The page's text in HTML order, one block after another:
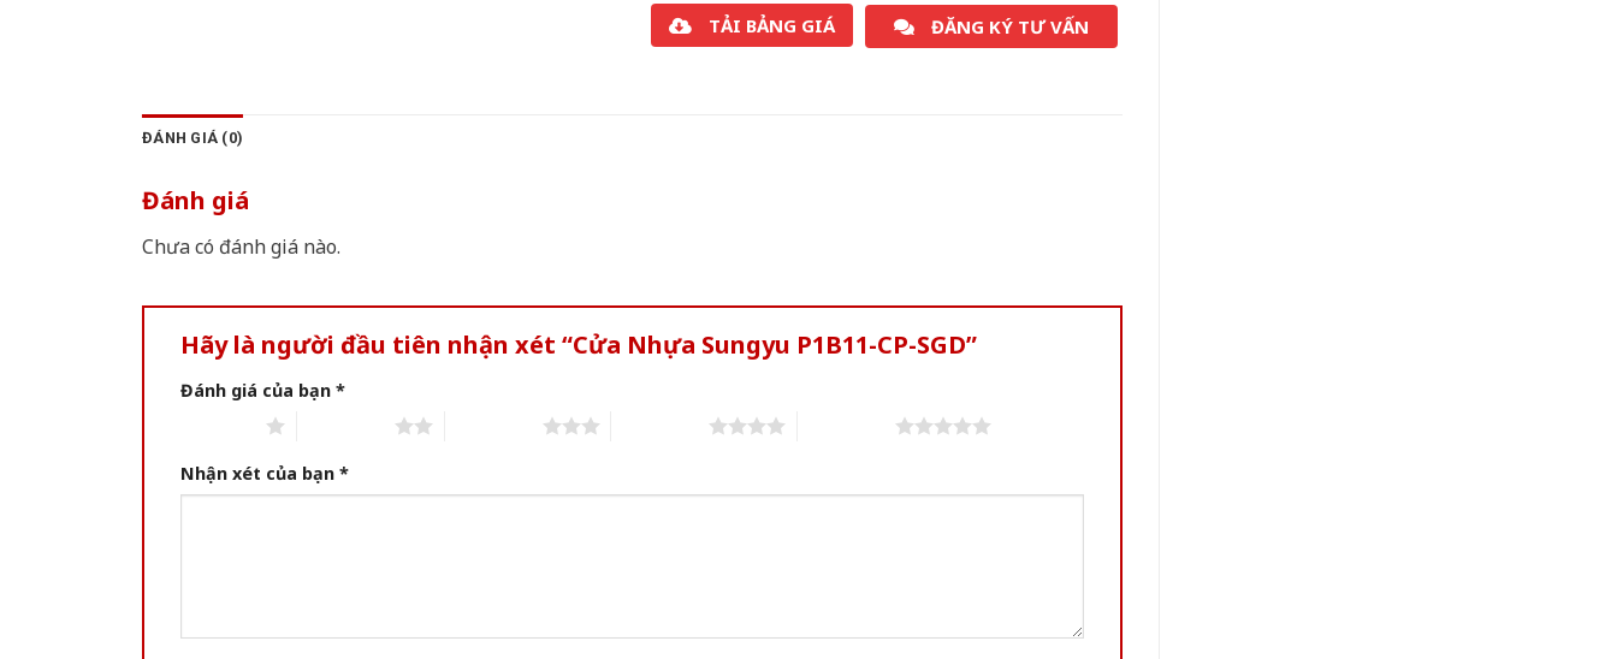
TẢI BẢNG GIÁ ĐĂNG KÝ TƯ VẤN
ĐÁNH GIÁ (0)
Đánh giá
Chưa có đánh giá nào.
Hãy là người đầu tiên nhận xét “Cửa Nhựa Sungyu P1B11-CP-SGD”
Đánh giá của bạn *
Nhận xét của bạn *